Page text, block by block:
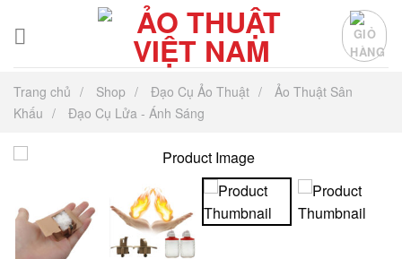
đến
Trang chủ Shop Đạo Cụ Ảo Thuật
Ảo Thuật Sân
Khấu
Đạo Cụ Lửa - Ánh Sáng